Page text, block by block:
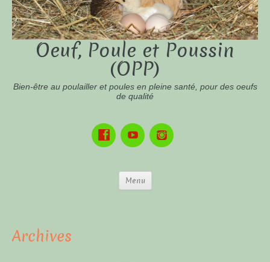
Oeuf, Poule et Poussin
(OPP)
Bien-être au poulailler et poules en pleine santé, pour des oeufs
de qualité
Menu
Archives